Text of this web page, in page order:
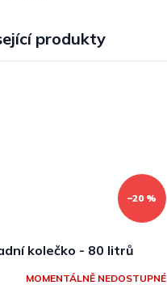
produkty
–20 %
kolečko - 80 litrů
MOMENTÁLNĚ NEDOSTUPNÉ